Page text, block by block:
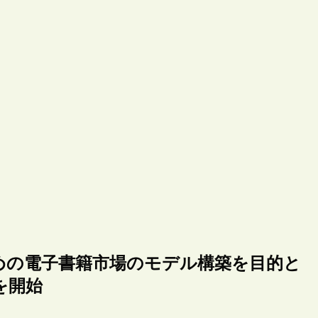
電子書籍市場のモデル構築を目的と
開始